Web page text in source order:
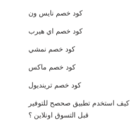
كود خصم نايس ون
كود خصم اي هيرب
كود خصم نمشي
كود خصم ماكس
كود خصم ترينديول
كيف استخدم تطبيق صحصح للتوفير
قبل التسوق اونلاين ؟